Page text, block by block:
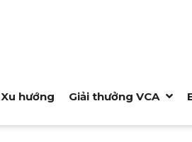
Xu hướng Giải thưởng VCA